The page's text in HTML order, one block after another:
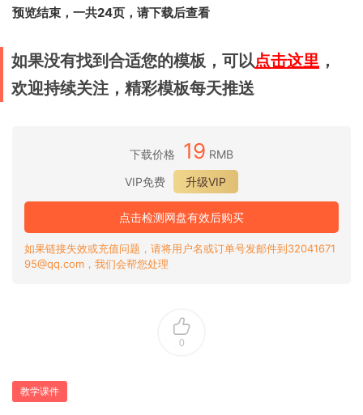
预览结束，一共24页，请下载后查看
如果没有找到合适您的模板，可以点击这里 ，
欢迎持续关注，精彩模板每天推送
下载价格 19 RMB
VIP免费
升级VIP
点击检测网盘有效后购买
如果链接失效或充值问题，请将用户名或订单号发邮件到32041671
95@qq.com，我们会帮您处理
0
教学课件